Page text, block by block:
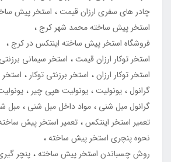
چادر های سفری ارزان قیمت
استخر پیش
استخر پیش ساخته محمد شهر کرج
فروشگاه استخر پیش ساخته اینتکس در کرج
استخر توکار ارزان قیمت
استخر سیمانی
استخر توکار ارزان
استخر برزنتی توکار
گرانول یونولیت یونولیت هپی چیر
گرانول مبل شنی
مواد داخل مبل شنی
مبل
تعمیر استخر اینتکس تعمیر استخر پیش
نحوه پنچری استخر پیش ساخته
روش چسباندن استخر پیش ساخته پنچر